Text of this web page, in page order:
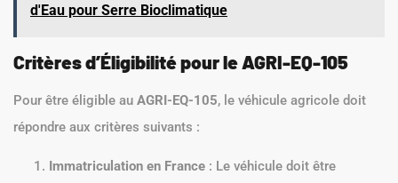
d'Eau pour Serre Bioclimatique
Critères d’Éligibilité pour le AGRI-EQ-105
Pour être éligible au AGRI-EQ-105, le véhicule agricole doit
répondre aux critères suivants :
Immatriculation en France : Le véhicule doit être